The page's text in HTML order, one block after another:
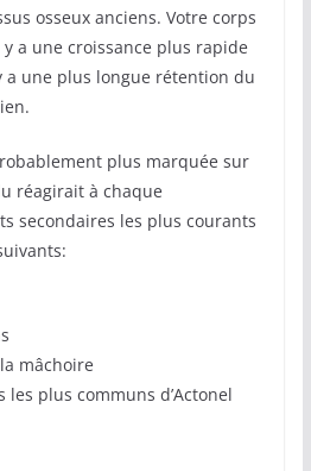
osseux anciens. Votre corps
a une croissance plus rapide
a une plus longue rétention du
plus marquée sur
réagirait à chaque
secondaires les plus courants
mâchoire
les plus communs d’Actonel